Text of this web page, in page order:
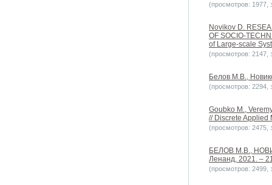
(просмотров: 1977,
Novikov D.
OF SOCIO-
of Large-scale
(просмотров: 2147,
Белов М.В.,
(просмотров: 2294,
Goubko M.,
// Discrete Applied
(просмотров: 2475,
БЕЛОВ М.В.,
Ленанд, 2021. –
(просмотров: 2499,